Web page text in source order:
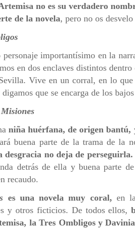
no es su verdadero
de la novela, pero no os desvelo
personaje importantísimo en la
en dos enclaves distintos
Vive en un corral, en lo que
que se encarga de los
niña huérfana, de origen bantú,
buena parte de la trama de la
desgracia no deja de perseguirla.
detrás de ella y buena parte
recaudo.
es una novela muy coral, en
y otros ficticios. De todos ellos,
la Tres Ombligos y Davinia